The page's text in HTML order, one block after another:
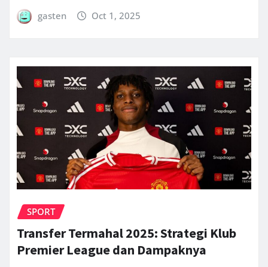
gasten Oct 1, 2025
SPORT
Transfer Termahal 2025: Strategi Klub
Premier League dan Dampaknya